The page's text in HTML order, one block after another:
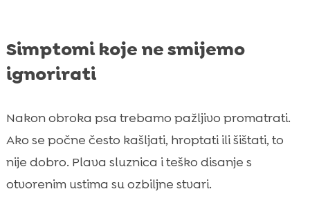
Simptomi koje ne smijemo
ignorirati
Nakon obroka psa trebamo pažljivo promatrati.
Ako se počne često kašljati, hroptati ili šištati, to
nije dobro. Plava sluznica i teško disanje s
otvorenim ustima su ozbiljne stvari.